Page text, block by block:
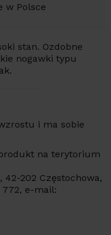
w Polsce
stan. Ozdobne
nogawki typu
i ma sobie
na terytorium
42-202 Częstochowa,
772, e-mail: